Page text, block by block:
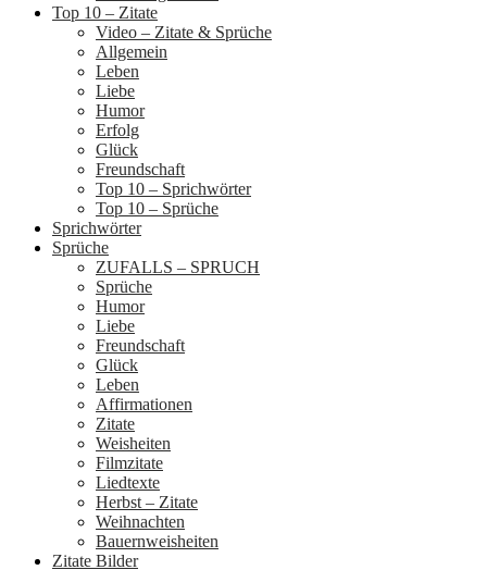
Top 10 – Zitate
Video – Zitate & Sprüche
Allgemein
Leben
Liebe
Humor
Erfolg
Glück
Freundschaft
Top 10 – Sprichwörter
Top 10 – Sprüche
Sprichwörter
Sprüche
ZUFALLS – SPRUCH
Sprüche
Humor
Liebe
Freundschaft
Glück
Leben
Affirmationen
Zitate
Weisheiten
Filmzitate
Liedtexte
Herbst – Zitate
Weihnachten
Bauernweisheiten
Zitate Bilder